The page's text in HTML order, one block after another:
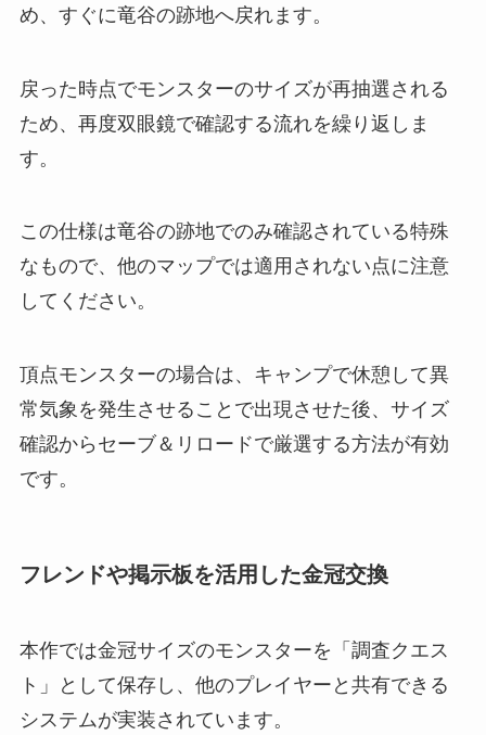
め、すぐに竜谷の跡地へ戻れます。
戻った時点でモンスターのサイズが再抽選される
ため、再度双眼鏡で確認する流れを繰り返しま
す。
この仕様は竜谷の跡地でのみ確認されている特殊
なもので、他のマップでは適用されない点に注意
してください。
頂点モンスターの場合は、キャンプで休憩して異
常気象を発生させることで出現させた後、サイズ
確認からセーブ＆リロードで厳選する方法が有効
です。
フレンドや掲示板を活用した金冠交換
本作では金冠サイズのモンスターを「調査クエス
ト」として保存し、他のプレイヤーと共有できる
システムが実装されています。